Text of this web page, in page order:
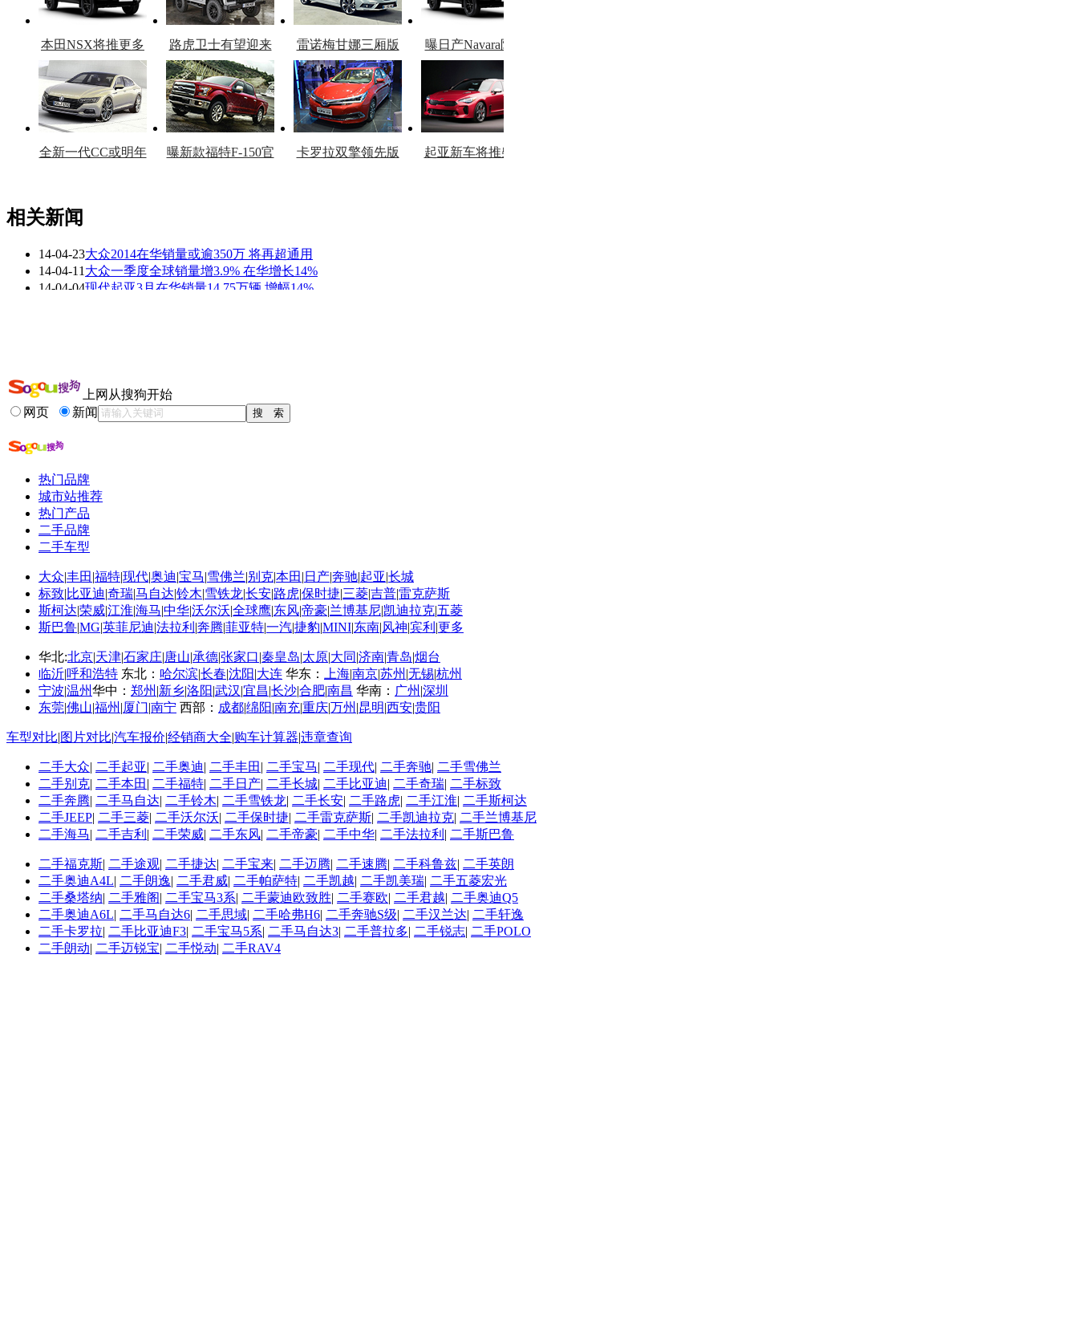
本田NSX将推更多
车型
路虎卫士有望迎来
复产
雷诺梅甘娜三厢版
官图
曝日产Navara限量
全新一代CC或明年
曝新款福特F-150官
卡罗拉双擎领先版
起亚新车将推柴油
看赛车宝贝争奇斗
艳
车模美腿爆乳无惧
走光
相关新闻
14-04-23大众2014在华销量或逾350万 将再超通用
14-04-11 大众一季度全球销量增3.9% 在华增长14%
14-04-04现代起亚3月在华销量14.75万辆 增幅14%
相关推荐
沃尔沃v40
日本沃尔沃销量排行
沃尔沃在华销售
沃尔沃中国销量
沃尔沃销量怎么样
上网从搜狗开始
网页
新闻
热门品牌
城市站推荐
热门产品
二手品牌
二手车型
大众|丰田 |福特|现代|奥迪|宝马|雪佛兰|别克|本田 | 日产|奔驰|起亚|长城
标致|比亚迪|奇瑞|马自达|铃木|雪铁龙|长安|路虎|保时捷|三菱|吉普|雷克萨斯
斯柯达|荣威|江淮|海马|中华|沃尔沃|全球鹰|东风|帝豪|兰博基尼|凯迪拉克|五菱
斯巴鲁|MG|英菲尼迪|法拉利 |奔腾|菲亚特|一汽|捷豹|MINI|东南|风神|宾利 |更多
华北:北京|天津|石家庄|唐山|承德|张家口|秦皇岛|太原|大同 |济南|青岛|烟台
临沂|呼和浩特 东北： 哈尔滨|长春|沈阳|大连 华东： 上海|南京|苏州 |无锡|杭州
宁波|温州华中： 郑州 |新乡|洛阳|武汉|宜昌|长沙|合肥|南昌 华南： 广州 |深圳
东莞|佛山|福州 |厦门|南宁 西部： 成都|绵阳|南充|重庆|万州 |昆明|西安|贵阳
车型对比|图片对比|汽车报价|经销商大全|购车计算器|违章查询
二手大众| 二手起亚| 二手奥迪| 二手丰田 | 二手宝马| 二手现代| 二手奔驰| 二手雪佛兰
二手别克| 二手本田 | 二手福特| 二手日产| 二手长城| 二手比亚迪| 二手奇瑞| 二手标致
二手奔腾| 二手马自达| 二手铃木| 二手雪铁龙| 二手长安| 二手路虎| 二手江淮| 二手斯柯达
二手JEEP| 二手三菱| 二手沃尔沃| 二手保时捷| 二手雷克萨斯| 二手凯迪拉克| 二手兰博基尼
二手海马| 二手吉利 | 二手荣威| 二手东风| 二手帝豪| 二手中华| 二手法拉利 | 二手斯巴鲁
二手福克斯| 二手途观| 二手捷达| 二手宝来| 二手迈腾| 二手速腾| 二手科鲁兹| 二手英朗
二手奥迪A4L| 二手朗逸| 二手君威| 二手帕萨特| 二手凯越| 二手凯美瑞| 二手五菱宏光
二手桑塔纳| 二手雅阁| 二手宝马3系| 二手蒙迪欧致胜| 二手赛欧| 二手君越| 二手奥迪Q5
二手奥迪A6L| 二手马自达6| 二手思域| 二手哈弗H6| 二手奔驰S级| 二手汉兰达| 二手轩逸
二手卡罗拉| 二手比亚迪F3| 二手宝马5系| 二手马自达3| 二手普拉多| 二手锐志| 二手POLO
二手朗动| 二手迈锐宝| 二手悦动| 二手RAV4